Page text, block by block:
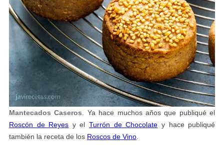
Mantecados Caseros . Ya hace muchos años que publiqué el
Roscón de Reyes y elTurrón de Chocolate y hace publiqué
también la receta de los Roscos de Vino.